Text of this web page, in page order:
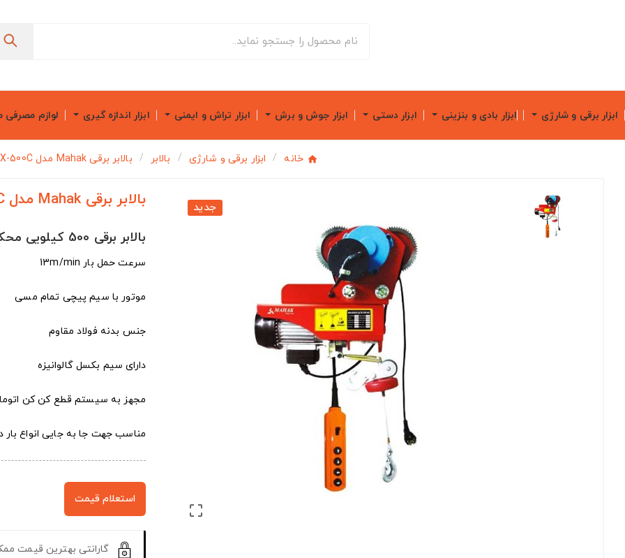
ابزار برقی و شارژی ابزار بادی و بنزینی ابزار دستی ابزار جوش و برش ابزار تراش و ایمنی ابزار اندازه گیری لوازم
خانه ابزار برقی و شارژی بالابر بالابر برقی Mahak مدل KX-500C
جدید

بالابر برقی Mahak مدل KX-500C
بالابر برقی 500 کیلویی محک مدل KX-500C
سرعت حمل بار 13m/min
موتور با سیم پیچی تمام مسی
جنس بدنه فولاد مقاوم
دارای سیم بکسل گالوانیزه
مجهز به سیستم قطع کن کن
مناسب جهت جا به جایی انواع بار
استعلام قیمت
گارانتی بهترین قیمت